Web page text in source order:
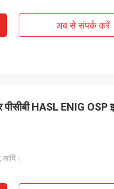
अब से संपर्क करें
पीसीबी HASL ENIG OSP
आदि।